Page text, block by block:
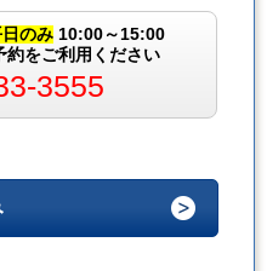
のみ 10:00～15:00
をご利用ください
3555